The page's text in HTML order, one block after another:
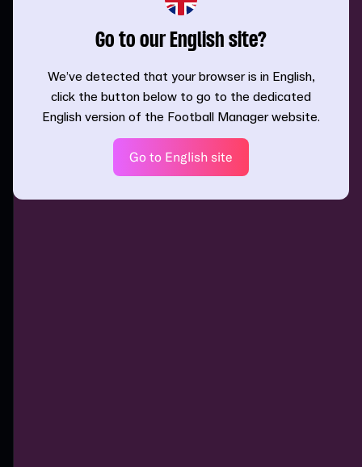
Go to our English site?
We’ve detected that your browser is in English,
click the button below to go to the dedicated
English version of the Football Manager website.
Go to English site